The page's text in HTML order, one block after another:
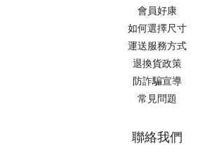
會員好康
如何選擇尺寸
運送服務方式
退換貨政策
防詐騙宣導
常見問題
聯絡我們